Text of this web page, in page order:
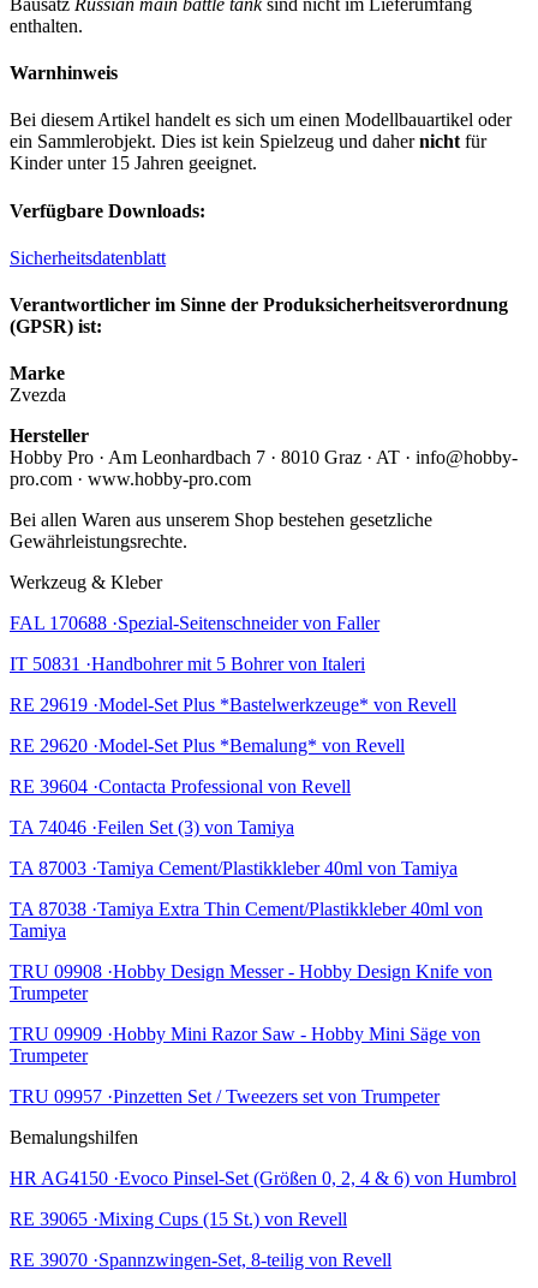
enthalten.
Warnhinweis
Bei diesem Artikel handelt es sich um einen Modellbauartikel oder
ein Sammlerobjekt. Dies ist kein Spielzeug und dahernicht für
Kinder unter 15 Jahren geeignet.
Verfügbare Downloads:
Sicherheitsdatenblatt
Verantwortlicher im Sinne der Produksicherheitsverordnung
(GPSR) ist:
Marke
Zvezda
Hersteller
Hobby Pro · Am Leonhardbach 7 · 8010 Graz · AT · info@hobby-
pro.com · www.hobby-pro.com
Bei allen Waren aus unserem Shop bestehen gesetzliche
Gewährleistungsrechte.
Werkzeug & Kleber
FAL 170688 ·Spezial-Seitenschneider von Faller
IT 50831 ·Handbohrer mit 5 Bohrer von Italeri
RE 29619 ·Model-Set Plus *Bastelwerkzeuge* von Revell
RE 29620 ·Model-Set Plus *Bemalung* von Revell
RE 39604 ·Contacta Professional von Revell
TA 74046 ·Feilen Set (3) von Tamiya
TA 87003 ·Tamiya Cement/Plastikkleber 40ml von Tamiya
TA 87038 ·Tamiya Extra Thin Cement/Plastikkleber 40ml von
Tamiya
TRU 09908 ·Hobby Design Messer - Hobby Design Knife von
Trumpeter
TRU 09909 ·Hobby Mini Razor Saw - Hobby Mini Säge von
Trumpeter
TRU 09957 ·Pinzetten Set / Tweezers set von Trumpeter
Bemalungshilfen
HR AG4150 ·Evoco Pinsel-Set (Größen 0, 2, 4 & 6) von Humbrol
RE 39065 ·Mixing Cups (15 St.) von Revell
RE 39070 ·Spannzwingen-Set, 8-teilig von Revell